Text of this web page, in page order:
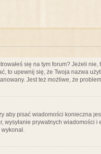
się na tym forum? Jeżeli
to upewnij się, że Twoja nazwa
Jest też możliwe, że
aby pisać wiadomości konieczna
wysyłanie prywatnych